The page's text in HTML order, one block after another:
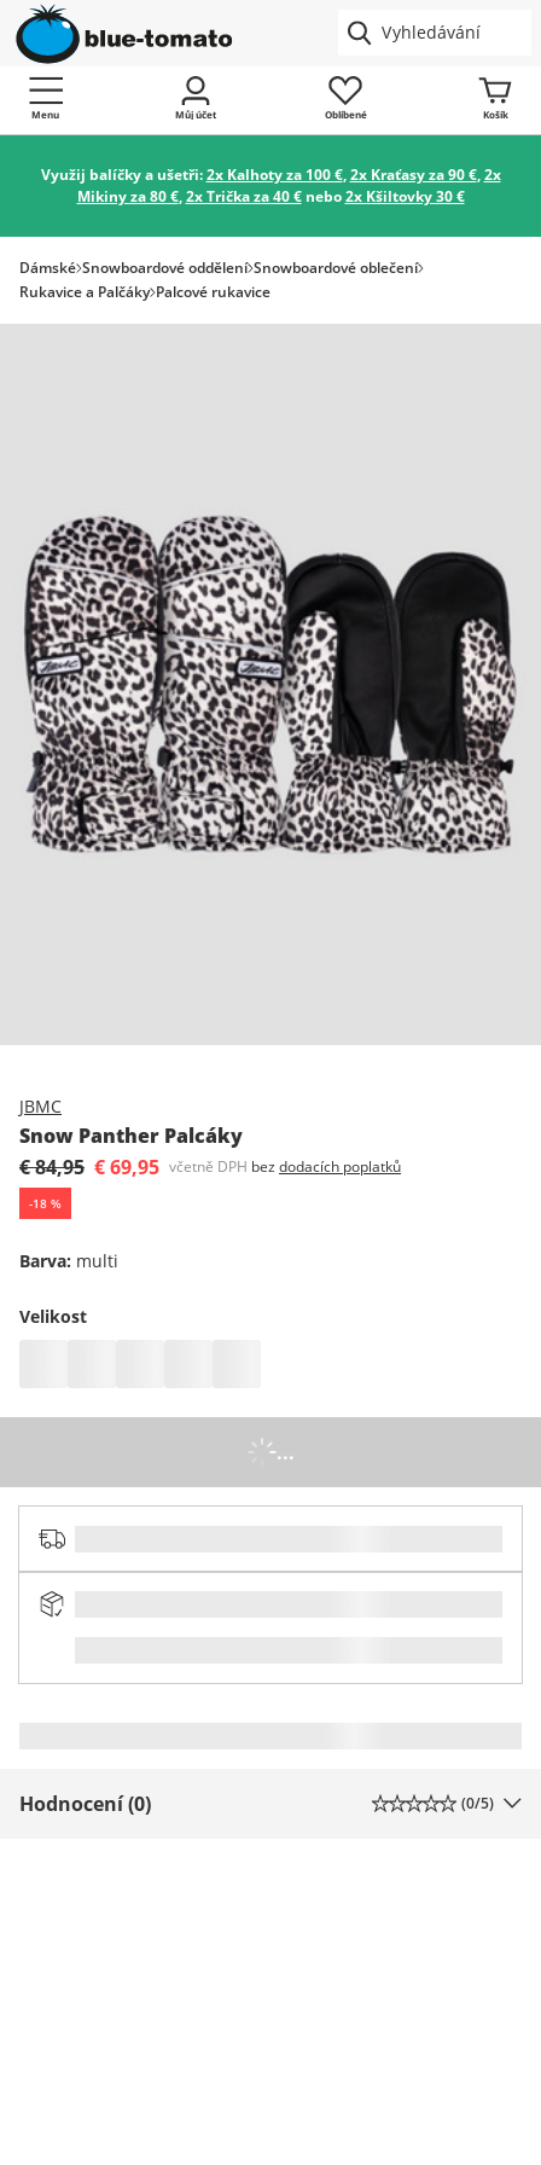
Menu Můj účet Oblíbené Košík
Využij balíčky a ušetři:2x Kalhoty za 100 €,2x Kraťasy za 90 €,2x
Mikiny za 80 €,2x Trička za 40 €nebo2x Kšiltovky 30 €
Dámské Snowboardové oddělení Snowboardové oblečení
Rukavice a Palčáky Palcové rukavice
JBMC
Snow Panther Palcáky
€ 84,95 € 69,95 včetně DPH bez dodacích poplatků
-18 %
Barva: multi
Velikost
...
Hodnocení (0) (0/5)